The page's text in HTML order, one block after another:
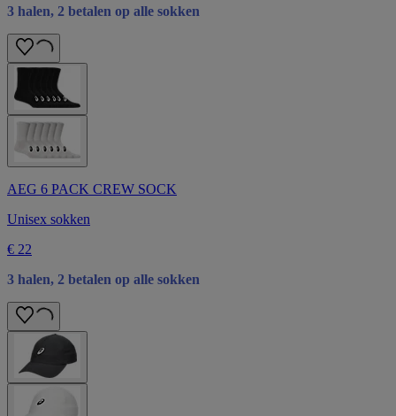
3 halen, 2 betalen op alle sokken
AEG 6 PACK CREW SOCK
Unisex sokken
€ 22
3 halen, 2 betalen op alle sokken